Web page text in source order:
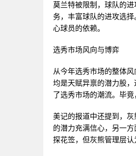
莫兰特被限制，球队的
务，丰富球队的进攻选
心球员的依赖。
选秀市场风向与博弈
从今年选秀市场的整体
均是天赋异禀的潜力股
了选秀市场的潮流。毕
美记的报道中还提到，
的潜力充满信心，另一
探花签，但灰熊管理层